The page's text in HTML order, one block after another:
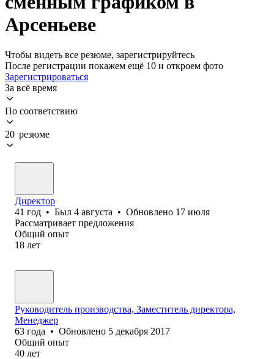
Арсеньеве
Чтобы видеть все резюме, зарегистрируйтесь
После регистрации покажем ещё 10 и откроем фото
Зарегистрироваться
За всё время
По соответствию
20 резюме
Директор
41 год • Был 4 августа • Обновлено 17 июля
Рассматривает предложения
Общий опыт
18 лет
Руководитель производства, Заместитель директора,
Менеджер
63 года • Обновлено 5 декабря 2017
Общий опыт
40 лет